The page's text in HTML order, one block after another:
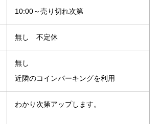
10:00～売り切れ次第
無し 不定休
無し
近隣のコインパーキングを利用
わかり次第アップします。